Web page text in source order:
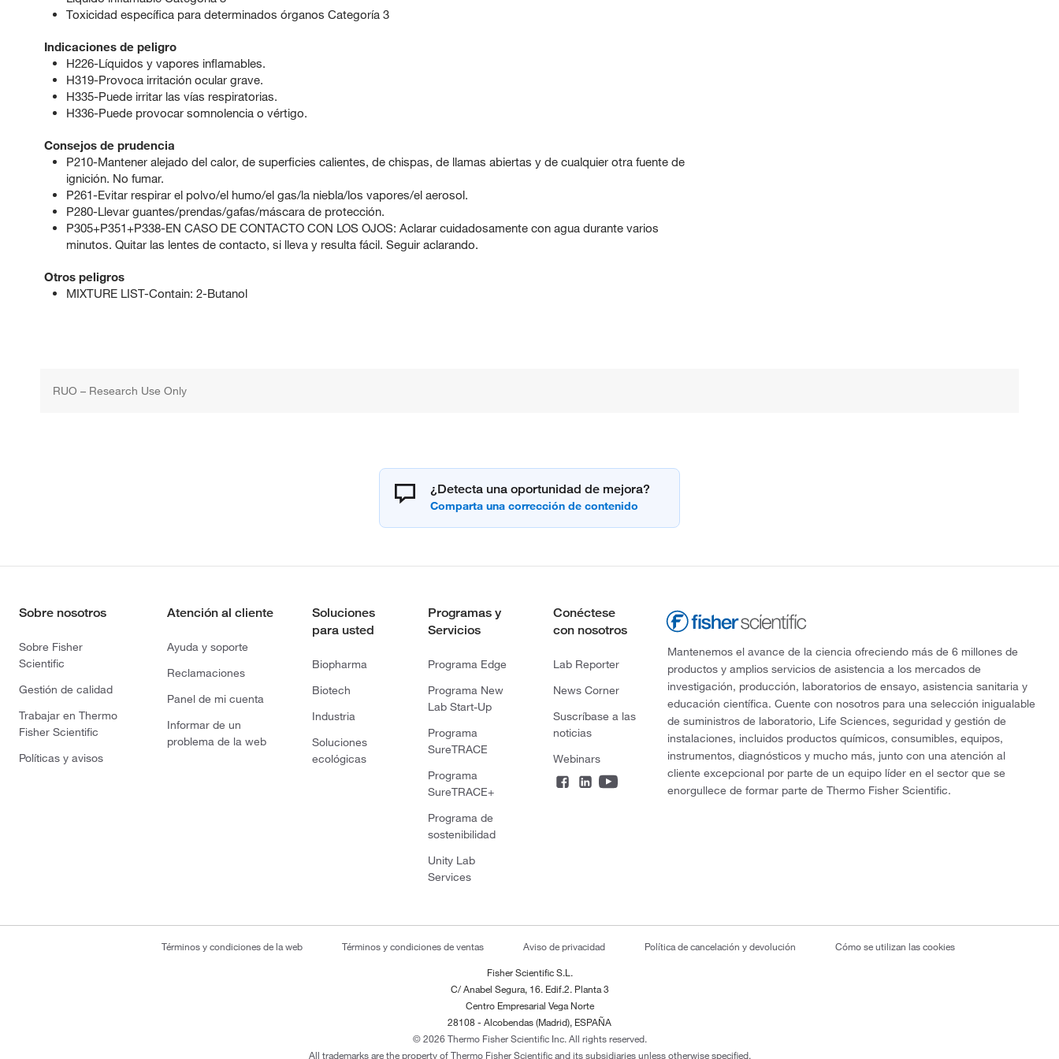
Toxicidad específica para determinados órganos Categoría 3
Indicaciones de peligro
H226-Líquidos y vapores inflamables.
H319-Provoca irritación ocular grave.
H335-Puede irritar las vías respiratorias.
H336-Puede provocar somnolencia o vértigo.
Consejos de prudencia
P210-Mantener alejado del calor, de superficies calientes, de chispas, de llamas abiertas y de cualquier otra fuente de
ignición. No fumar.
P261-Evitar respirar el polvo/el humo/el gas/la niebla/los vapores/el aerosol.
P280-Llevar guantes/prendas/gafas/máscara de protección.
P305+P351+P338-EN CASO DE CONTACTO CON LOS OJOS: Aclarar cuidadosamente con agua durante varios
minutos. Quitar las lentes de contacto, si lleva y resulta fácil. Seguir aclarando.
Otros peligros
MIXTURE LIST-Contain: 2-Butanol
RUO – Research Use Only
¿Detecta una oportunidad de mejora?
Sobre nosotros
Sobre Fisher
Scientific
Gestión de calidad
Trabajar en Thermo
Fisher Scientific
Políticas y avisos
Atención al cliente
Ayuda y soporte
Reclamaciones
Panel de mi cuenta
Informar de un
problema de la web
Soluciones
para usted
Biopharma
Biotech
Industria
Soluciones
ecológicas
Programas y
Servicios
Programa Edge
Programa New
Lab Start-Up
Programa
SureTRACE
Programa
SureTRACE+
Programa de
sostenibilidad
Unity Lab
Services
Conéctese
con nosotros
Lab Reporter
News Corner
Suscríbase a las
noticias
Webinars
Mantenemos el avance de la ciencia ofreciendo más de 6 millones de
productos y amplios servicios de asistencia a los mercados de
investigación, producción, laboratorios de ensayo, asistencia sanitaria y
educación científica. Cuente con nosotros para una selección inigualable
de suministros de laboratorio, Life Sciences, seguridad y gestión de
instalaciones, incluidos productos químicos, consumibles, equipos,
instrumentos, diagnósticos y mucho más, junto con una atención al
cliente excepcional por parte de un equipo líder en el sector que se
enorgullece de formar parte de Thermo Fisher Scientific.
Términos y condiciones de la web Términos y condiciones de ventas Aviso de privacidad Política de cancelación y devolución Cómo se utilizan las cookies
Fisher Scientific S.L.
C/ Anabel Segura, 16. Edif.2. Planta 3
Centro Empresarial Vega Norte
28108 - Alcobendas (Madrid), ESPAÑA
© 2026 Thermo Fisher Scientific Inc. All rights reserved.
All trademarks are the property of Thermo Fisher Scientific and its subsidiaries unless otherwise specified.